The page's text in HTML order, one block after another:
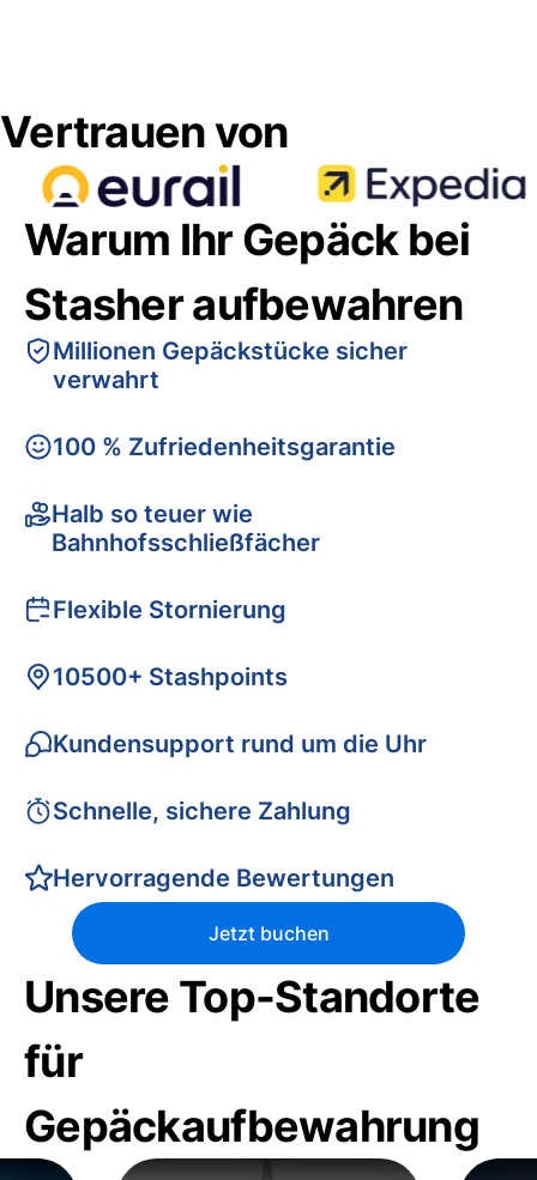
Vertrauen von
Warum Ihr Gepäck bei
Stasher aufbewahren
Millionen Gepäckstücke sicher
verwahrt
100 % Zufriedenheitsgarantie
Halb so teuer wie
Bahnhofsschließfächer
Flexible Stornierung
10500+ Stashpoints
Kundensupport rund um die Uhr
Schnelle, sichere Zahlung
Hervorragende Bewertungen
Jetzt buchen
Unsere Top-Standorte
für
Gepäckaufbewahrung